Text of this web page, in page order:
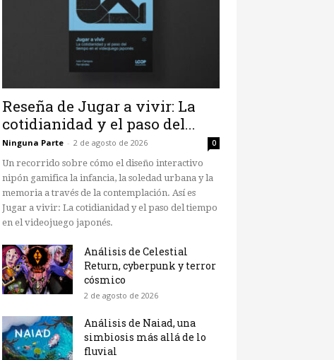
Reseña de Jugar a vivir: La
cotidianidad y el paso del...
Ninguna Parte - 2 de agosto de 2026 0
Un recorrido sobre cómo el diseño interactivo
nipón gamifica la infancia, la soledad urbana y la
memoria a través de la contemplación. Así es
Jugar a vivir: La cotidianidad y el paso del tiempo
en el videojuego japonés.
Análisis de Celestial
Return, cyberpunk y terror
cósmico
2 de agosto de 2026
Análisis de Naiad, una
simbiosis más allá de lo
fluvial